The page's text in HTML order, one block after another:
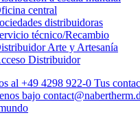
central
distribuidoras
técnico/Recambio
Arte y Artesanía
Distribuidor
al +49 4298 922-0 Tus
bajo